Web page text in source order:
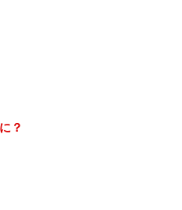
？